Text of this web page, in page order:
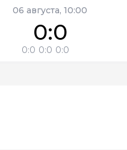
06 августа, 10:00
0:0
0:0 0:0 0:0